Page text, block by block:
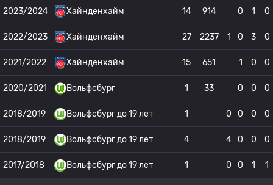
2023/2024 Хайнденхайм 14 914 0 1 0
2022/2023 Хайнденхайм 27 2237 1 0 3 0
2021/2022 Хайнденхайм 15 651 1 0 0
2020/2021 Вольфсбург 1 33 0 0 0
2018/2019 Вольфсбург до 19 лет 1 0 0 0 0
2018/2019 Вольфсбург до 19 лет 4 4 0 0 0
2017/2018 Вольфсбург до 19 лет 1 0 0 1 1